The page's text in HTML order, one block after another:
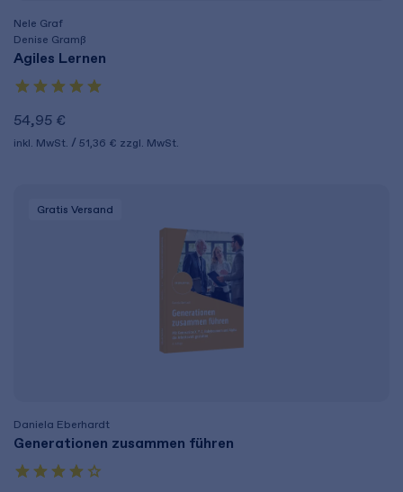
Nele Graf
Denise Gramß
Agiles Lernen
54,95 €
inkl. MwSt. 51,36 € zzgl. MwSt.
Gratis Versand
Daniela Eberhardt
Generationen zusammen führen